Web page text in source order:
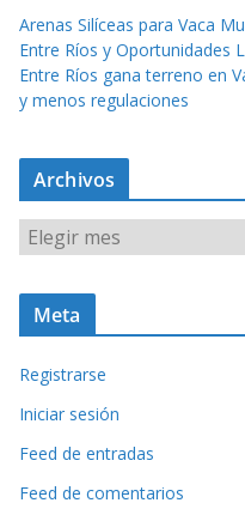
Arenas Silíceas para Vaca
Entre Ríos y Oportunidades
Entre Ríos gana terreno en
y menos regulaciones
Archivos
r
c
v
o
s
Meta
Registrarse
Iniciar sesión
Feed de entradas
Feed de comentarios